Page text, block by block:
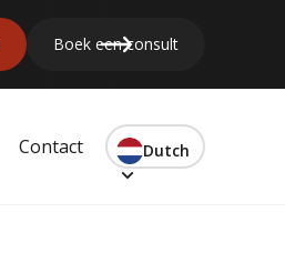
Boek een consult
Contact Dutch